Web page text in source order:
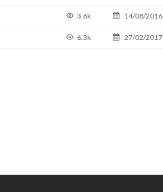
3.6k 14/08/2016
6.3k 27/02/2017